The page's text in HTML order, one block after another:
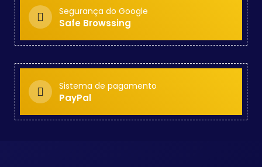
Segurança do Google
Safe Browssing
Sistema de pagamento
PayPal